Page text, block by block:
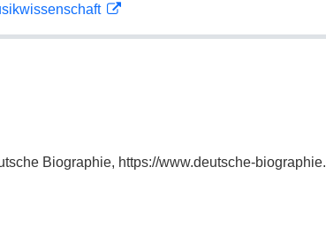
Biographie, https://www.deutsche-